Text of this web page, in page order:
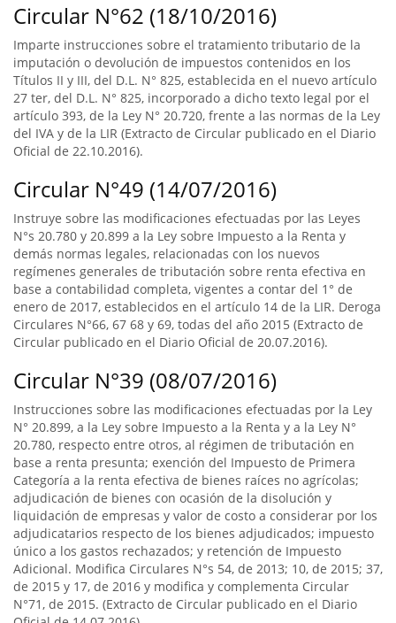
Circular N°62 (18/10/2016)
Imparte instrucciones sobre el tratamiento tributario de la
imputación o devolución de impuestos contenidos en los
Títulos II y III, del D.L. N° 825, establecida en el nuevo artículo
27 ter, del D.L. N° 825, incorporado a dicho texto legal por el
artículo 393, de la Ley N° 20.720, frente a las normas de la Ley
del IVA y de la LIR (Extracto de Circular publicado en el Diario
Oficial de 22.10.2016).
Circular N°49 (14/07/2016)
Instruye sobre las modificaciones efectuadas por las Leyes
N°s 20.780 y 20.899 a la Ley sobre Impuesto a la Renta y
demás normas legales, relacionadas con los nuevos
regímenes generales de tributación sobre renta efectiva en
base a contabilidad completa, vigentes a contar del 1° de
enero de 2017, establecidos en el artículo 14 de la LIR. Deroga
Circulares N°66, 67 68 y 69, todas del año 2015 (Extracto de
Circular publicado en el Diario Oficial de 20.07.2016).
Circular N°39 (08/07/2016)
Instrucciones sobre las modificaciones efectuadas por la Ley
N° 20.899, a la Ley sobre Impuesto a la Renta y a la Ley N°
20.780, respecto entre otros, al régimen de tributación en
base a renta presunta; exención del Impuesto de Primera
Categoría a la renta efectiva de bienes raíces no agrícolas;
adjudicación de bienes con ocasión de la disolución y
liquidación de empresas y valor de costo a considerar por los
adjudicatarios respecto de los bienes adjudicados; impuesto
único a los gastos rechazados; y retención de Impuesto
Adicional. Modifica Circulares N°s 54, de 2013; 10, de 2015; 37,
de 2015 y 17, de 2016 y modifica y complementa Circular
N°71, de 2015. (Extracto de Circular publicado en el Diario